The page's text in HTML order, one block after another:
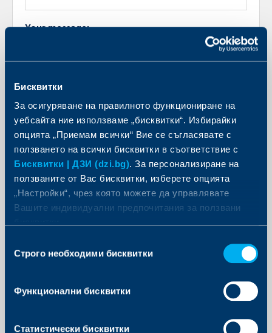
Бисквитки
За осигуряване на правилното функциониране на
уебсайта ние използваме „бисквитки“. Избирайки
опцията „Приемам всички“ Вие се съгласявате с
ползването на всички бисквитки в съответствие с
Бисквитки | ДЗИ (dzi.bg). За персонализиране на
ползваните от Вас бисквитки, изберете опцията
„Настройки“, чрез която можете да управлявате
Вашите индивидуални предпочитания за ползвани
наСтрого необходими бисквитки
Функционални бисквитки
Статистически бисквитки
Your message:
I am aware of the
Information on Data Privacy
document, prepared by the Insurer, in the latter’s
capacity as personal data controller, in
14 of Regulation (EU) 2016/679 (General Data
Send an Inquiry